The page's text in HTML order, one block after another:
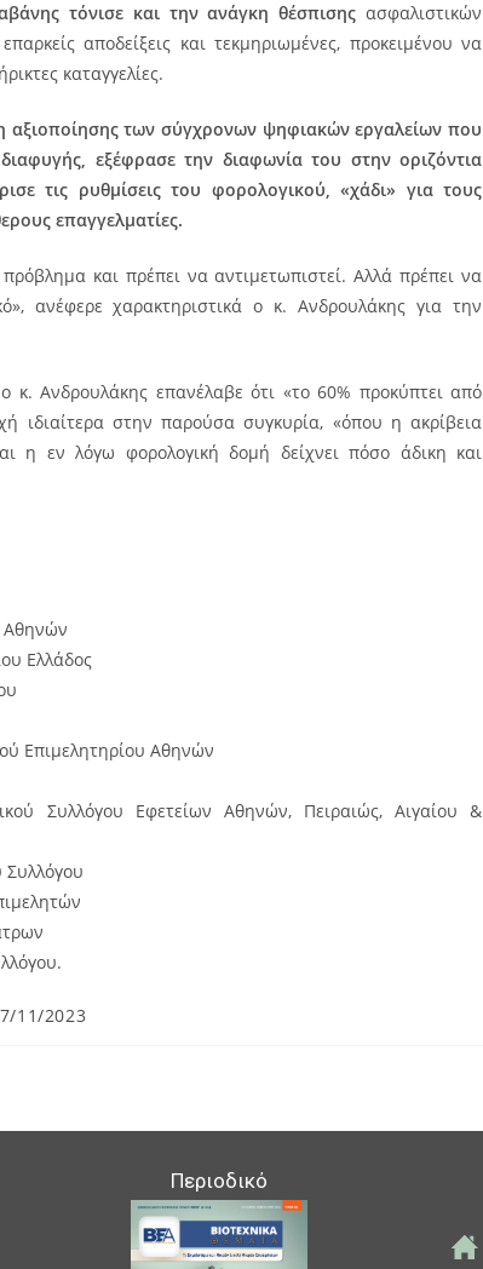
τόνισε και την ανάγκη θέσπισης ασφαλιστικών
αποδείξεις και τεκμηριωμένες, προκειμένου να
καταγγελίες.
αξιοποίησης των σύγχρονων ψηφιακών εργαλείων που
εξέφρασε την διαφωνία του στην οριζόντια
τις ρυθμίσεις του φορολογικού, «χάδι» για τους
επαγγελματίες.
και πρέπει να αντιμετωπιστεί. Αλλά πρέπει να
ανέφερε χαρακτηριστικά ο κ. Ανδρουλάκης για την
Ανδρουλάκης επανέλαβε ότι «το 60% προκύπτει από
ιδιαίτερα στην παρούσα συγκυρία, «όπου η ακρίβεια
η εν λόγω φορολογική δομή δείχνει πόσο άδικη και
Αθηνών
Ελλάδος
Επιμελητηρίου Αθηνών
Συλλόγου Εφετείων Αθηνών, Πειραιώς, Αιγαίου &
Συλλόγου
11/2023
Περιοδικό